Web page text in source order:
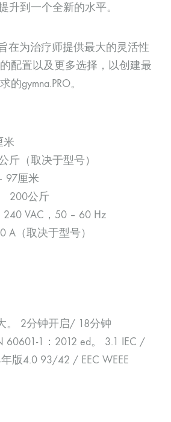
升到一个全新的水平。
在为治疗师提供最大的灵活性
配置以及更多选择，以创建最
gymna.PRO。
米
斤（取决于型号）
97厘米
200公斤
VAC，50 – 60 Hz
A（取决于型号）
。 2分钟开启/ 18分钟
60601-1：2012 ed。 3.1 IEC /
版4.0 93/42 / EEC WEEE